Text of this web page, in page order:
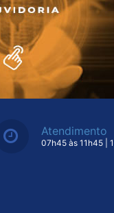
Atendimento
07h45 às 11h45 |